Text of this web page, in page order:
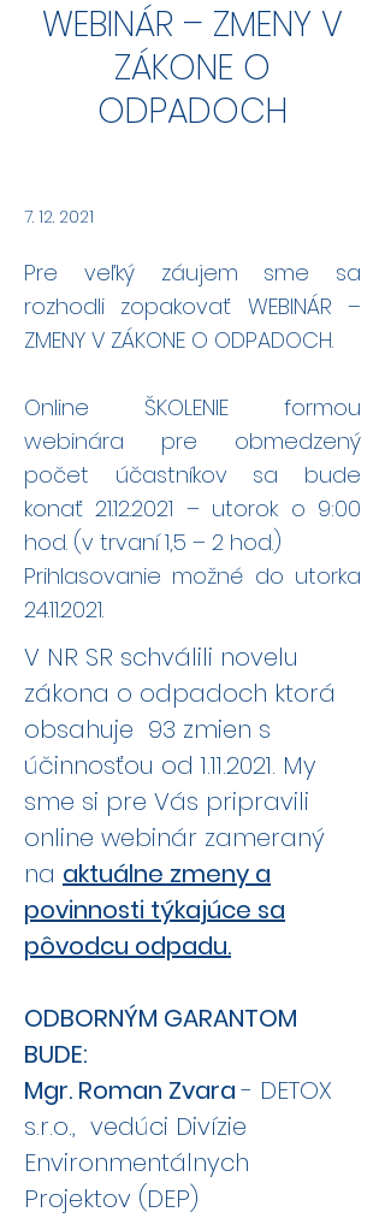
WEBINÁR – ZMENY V
ZÁKONE O
ODPADOCH
7. 12. 2021
Pre veľký záujem sme sa
rozhodli zopakovať WEBINÁR –
ZMENY V ZÁKONE O ODPADOCH.
Online ŠKOLENIE formou
webinára pre obmedzený
počet účastníkov sa bude
konať21.12.2021 – utorok o 9:00
hod. (v trvaní 1,5 – 2 hod.)
Prihlasovanie možné do utorka
24.11.2021.
V NR SR schválili novelu
zákona o odpadoch ktorá
obsahuje 93 zmien s
účinnosťou od 1.11.2021. My
sme si pre Vás pripravili
online webinár zameraný
na aktuálne zmeny a
povinnosti týkajúce sa
pôvodcu odpadu.
ODBORNÝM GARANTOM
BUDE:
Mgr. Roman Zvara- DETOX
s.r.o., vedúci Divízie
Environmentálnych
Projektov (DEP)